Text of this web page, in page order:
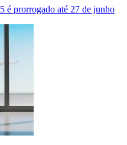
é prorrogado até 27 de junho